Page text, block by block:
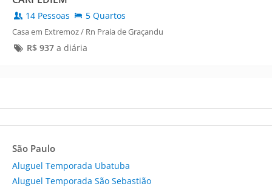
14 Pessoas 5 Quartos
Casa em Extremoz / Rn Praia de Graçandu
R$ 937a diária
São Paulo
Aluguel Temporada Ubatuba
Aluguel Temporada São Sebastião